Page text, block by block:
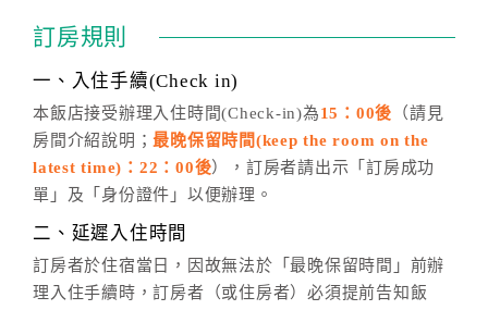
話方式異動訂單。
※非客服時間之申辦異動，皆為次日計算及辦理。
五、客服時間
週一至週日，上午9:00～晚上6:00
六、聯絡方式
(07)9682715 。
訂房規則
一、入住手續(Check in)
本飯店接受辦理入住時間(Check-in)為15：00後 （請見
房間介紹說明；最晚保留時間(keep the room on the
latest time)：22：00後），訂房者請出示「訂房成功
單」及「身份證件」以便辦理。
二、延遲入住時間
訂房者於住宿當日，因故無法於「最晚保留時間」前辦
理入住手續時，訂房者（或住房者）必須提前告知飯